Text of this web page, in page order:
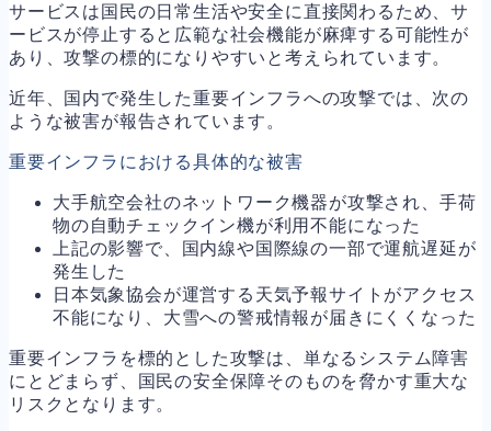
サービスは国民の日常生活や安全に直接関わるため、サ
ービスが停止すると広範な社会機能が麻痺する可能性が
あり、攻撃の標的になりやすいと考えられています。
近年、国内で発生した重要インフラへの攻撃では、次の
ような被害が報告されています。
重要インフラにおける具体的な被害
大手航空会社のネットワーク機器が攻撃され、手荷
物の自動チェックイン機が利用不能になった
上記の影響で、国内線や国際線の一部で運航遅延が
発生した
日本気象協会が運営する天気予報サイトがアクセス
不能になり、大雪への警戒情報が届きにくくなった
重要インフラを標的とした攻撃は、単なるシステム障害
にとどまらず、国民の安全保障そのものを脅かす重大な
リスクとなります。